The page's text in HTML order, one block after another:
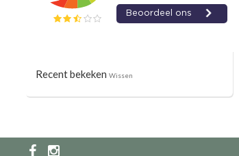
Recent bekeken Wissen